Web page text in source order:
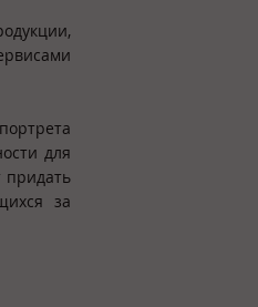
для
придать
за